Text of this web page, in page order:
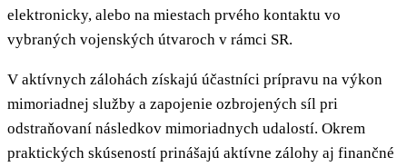
elektronicky, alebo na miestach prvého kontaktu vo
vybraných vojenských útvaroch v rámci SR.
V aktívnych zálohách získajú účastníci prípravu na výkon
mimoriadnej služby a zapojenie ozbrojených síl pri
odstraňovaní následkov mimoriadnych udalostí. Okrem
praktických skúseností prinášajú aktívne zálohy aj finančné